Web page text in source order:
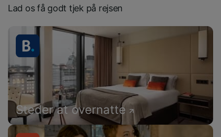
Lad os få godt tjek på rejsen
Steder at overnatte